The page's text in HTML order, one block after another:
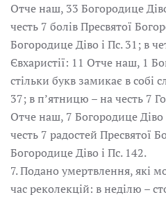
Отче наш, 33 Богородице
честь 7 болів Пресвятої
Богородице Діво і Пс. 31; в
Євхаристії: 11 Отче наш, 1
стільки букв замикає в собі
37; в п’ятницю – на честь 7
Отче наш, 7 Богородице Діво
честь 7 радостей Пресвятої
Богородице Діво і Пс. 142.
7. Подано умертвлення, які
час реколекцій: в неділю –